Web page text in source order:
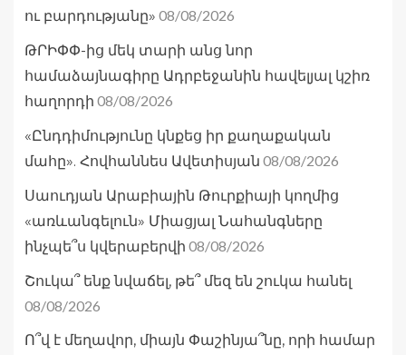
ու բարդությանը» 08/08/2026
ԹՐԻՓՓ-ից մեկ տարի անց նոր
համաձայնագիրը Ադրբեջանին հավելյալ կշիռ
հաղորդի 08/08/2026
«Ընդդիմությունը կնքեց իր քաղաքական
մահը». Հովհաննես Ավետիսյան 08/08/2026
Սաուդյան Արաբիային Թուրքիայի կողմից
«առևանգելուն» Միացյալ Նահանգները
ինչպե՞ս կվերաբերվի 08/08/2026
Շուկա՞ ենք նվաճել, թե՞ մեզ են շուկա հանել
08/08/2026
Ո՞վ է մեղավոր, միայն Փաշինյա՞նը, որի համար